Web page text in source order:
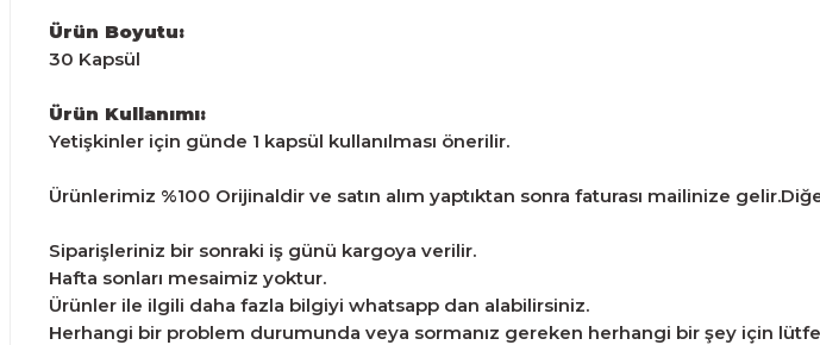
Ürün Boyutu:
30 Kapsül
Ürün Kullanımı:
Yetişkinler için günde 1 kapsül kullanılması önerilir.
Ürünlerimiz %100 Orijinaldir ve satın alım yaptıktan sonra faturası mailinize
Siparişleriniz bir sonraki iş günü kargoya verilir.
Hafta sonları mesaimiz yoktur.
Ürünler ile ilgili daha fazla bilgiyi whatsapp dan alabilirsiniz.
Herhangi bir problem durumunda veya sormanız gereken herhangi bir şey için